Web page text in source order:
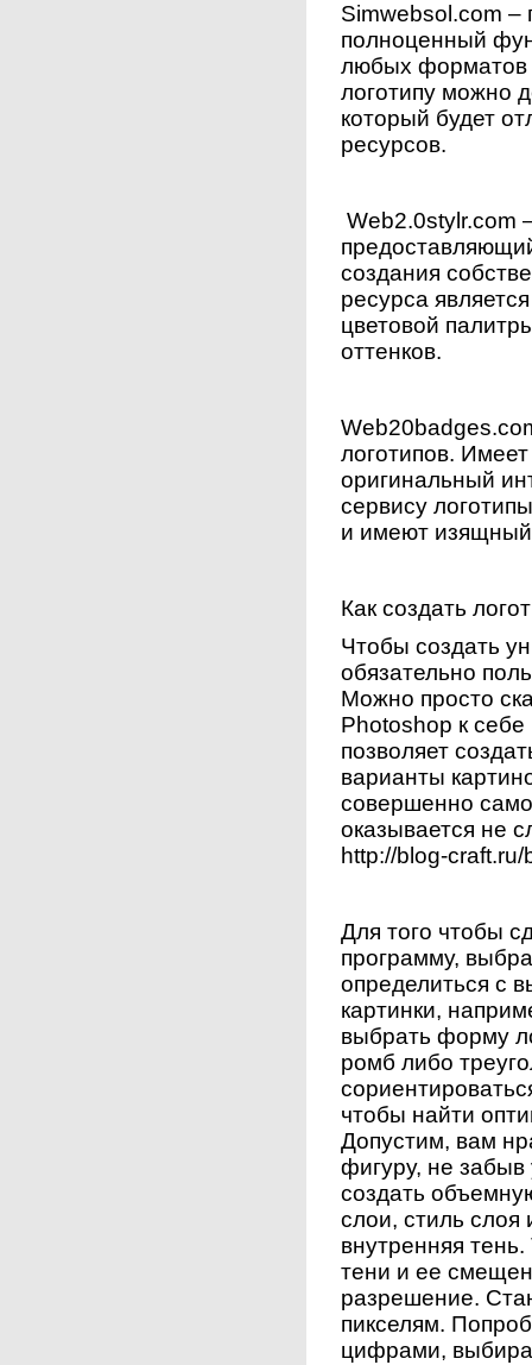
Simwebsol.com
полноценный
любых форматов
логотипу можно
который будет
ресурсов.
Web2.0stylr.com
создания
ресурса
цветовой
оттенков.
логотипов.
оригинальный
сервису
и имеют
Как создать
Чтобы создать
обязательно
Можно просто
Photoshop к
позволяет
варианты
совершенно
оказывается не
http://blog-
Для того чтобы
программу,
определиться с
картинки,
выбрать форму
ромб либо
чтобы найти
Допустим, вам
фигуру, не забыв
создать
слои, стиль слоя
внутренняя
тени и ее
разрешение.
пикселям.
цифрами,